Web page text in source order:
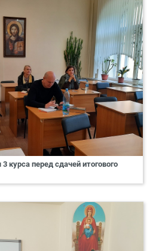
курса перед сдачей итогового